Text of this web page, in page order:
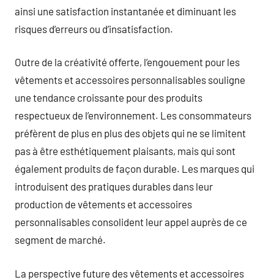
ainsi une satisfaction instantanée et diminuant les
risques d’erreurs ou d’insatisfaction.
Outre de la créativité offerte, l’engouement pour les
vêtements et accessoires personnalisables souligne
une tendance croissante pour des produits
respectueux de l’environnement. Les consommateurs
préfèrent de plus en plus des objets qui ne se limitent
pas à être esthétiquement plaisants, mais qui sont
également produits de façon durable. Les marques qui
introduisent des pratiques durables dans leur
production de vêtements et accessoires
personnalisables consolident leur appel auprès de ce
segment de marché.
La perspective future des vêtements et accessoires